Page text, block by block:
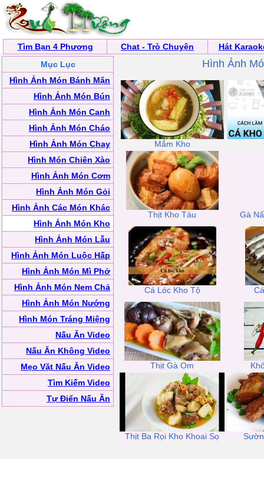
Tìm Bạn 4 Phương Chat - Trò Chuyện
Hát
Mục Lục
Hình Ảnh Món Bánh Mặn
Hình Ảnh Món Bún
Hình Ảnh Món Canh
Hình Ảnh Món Cháo
Hình Ảnh Món Chay
Hình Món Chiên Xào
Hình Ảnh Món Cơm
Hình Ảnh Món Gỏi
Hình Ảnh Các Món Khác
Hình Ảnh Món Kho
Hình Ảnh Món Lẫu
Hình Ảnh Món Luộc Hấp
Hình Ảnh Món Mì Phở
Hình Ảnh Món Nem Chả
Hình Ảnh Món Nướng
Hình Món Tráng Miệng
Nấu Ăn Video
Nấu Ăn Không Video
Mẹo Vặt Nấu Ăn Video
Tìm Kiếm Video
Tự Điển Nấu Ăn
Hình Ảnh
Mắm Kho
Thịt Kho Tàu Gà
Cá Lóc Kho Tộ
Thịt Gà Om
Thịt Ba Rọi Kho Khoai Sọ